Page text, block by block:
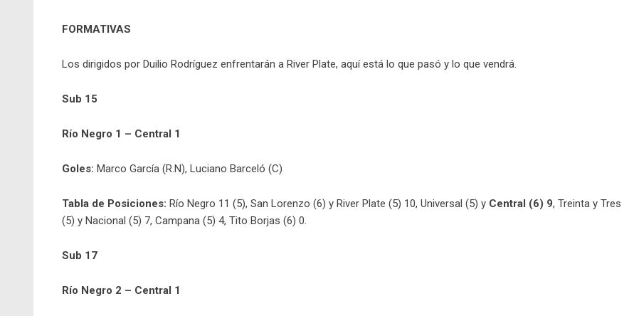
FORMATIVAS
Los dirigidos por Duilio Rodríguez enfrentarán a River Plate, aquí está lo que pasó y lo que vendrá.
Sub 15
Río Negro 1 – Central 1
Goles: Marco García (R.N), Luciano Barceló (C)
Tabla de Posiciones: Río Negro 11 (5), San Lorenzo (6) y River Plate (5) 10, Universal (5) y Central (6) 9, Treinta y Tres
(5) y Nacional (5) 7, Campana (5) 4, Tito Borjas (6) 0.
Sub 17
Río Negro 2 – Central 1